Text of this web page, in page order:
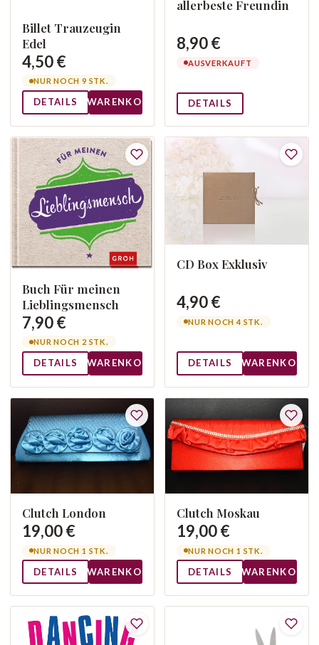
Billet Trauzeugin
Edel
4,50 €
NUR NOCH 9 STK.
DETAILS WARENKORB
allerbeste Freundin
8,90 €
AUSVERKAUFT
DETAILS
Buch Für meinen
Lieblingsmensch
7,90 €
NUR NOCH 2 STK.
DETAILS WARENKORB
CD Box Exklusiv
4,90 €
NUR NOCH 4 STK.
DETAILS WARENKORB
Clutch London
19,00 €
NUR NOCH 1 STK.
DETAILS WARENKORB
Clutch Moskau
19,00 €
NUR NOCH 1 STK.
DETAILS WARENKORB